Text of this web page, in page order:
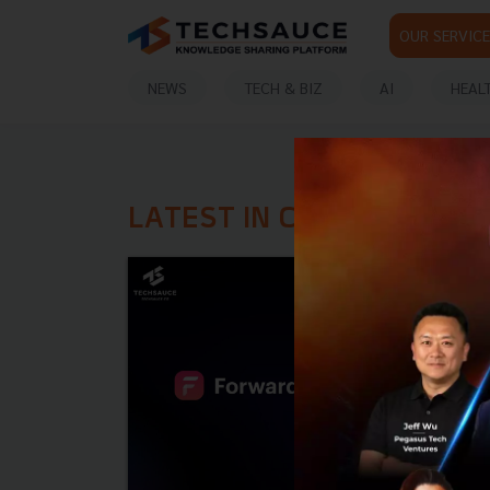
OUR SERVICE
NEWS TECH & BIZ AI
LATEST IN CHAINLINK